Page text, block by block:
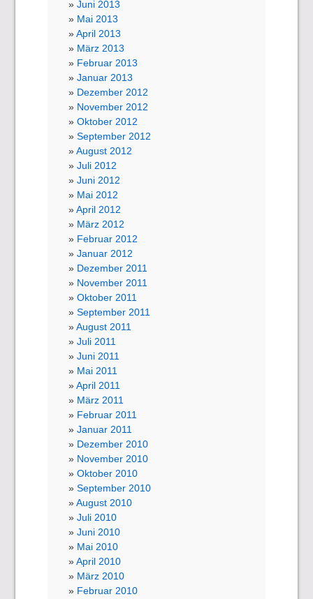
Juni 2013
Mai 2013
April 2013
März 2013
Februar 2013
Januar 2013
Dezember 2012
November 2012
Oktober 2012
September 2012
August 2012
Juli 2012
Juni 2012
Mai 2012
April 2012
März 2012
Februar 2012
Januar 2012
Dezember 2011
November 2011
Oktober 2011
September 2011
August 2011
Juli 2011
Juni 2011
Mai 2011
April 2011
März 2011
Februar 2011
Januar 2011
Dezember 2010
November 2010
Oktober 2010
September 2010
August 2010
Juli 2010
Juni 2010
Mai 2010
April 2010
März 2010
Februar 2010